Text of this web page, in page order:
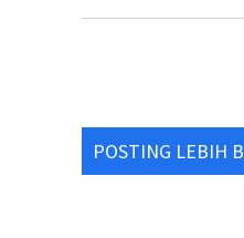
POSTING LEBIH